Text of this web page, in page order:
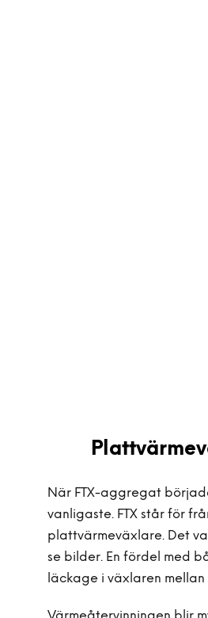
När FTX-aggregat
vanligaste. FTX står för
plattvärmeväxlare. Det
se bilder. En fördel med
läckage i växlaren